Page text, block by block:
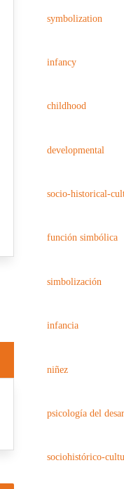
symbolization
infancy
childhood
developmental
socio-historical-
función simbólica
simbolización
infancia
niñez
psicología del
sociohistórico-